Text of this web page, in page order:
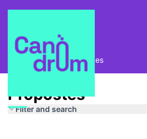
Pla Estratègic Propostes
Propostes
Filter and search